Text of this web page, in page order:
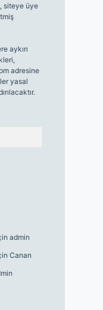
siteye üye
aykırı
adresine
yasal
admin
Canan